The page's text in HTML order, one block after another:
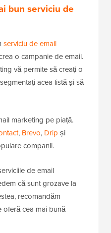
bun serviciu de
serviciu de email
o campanie de email.
vă permite să creați o
acea listă și să
marketing pe piață.
, Brevo, Drip și
companii.
de email
că sunt grozave la
recomandăm
oferă cea mai bună